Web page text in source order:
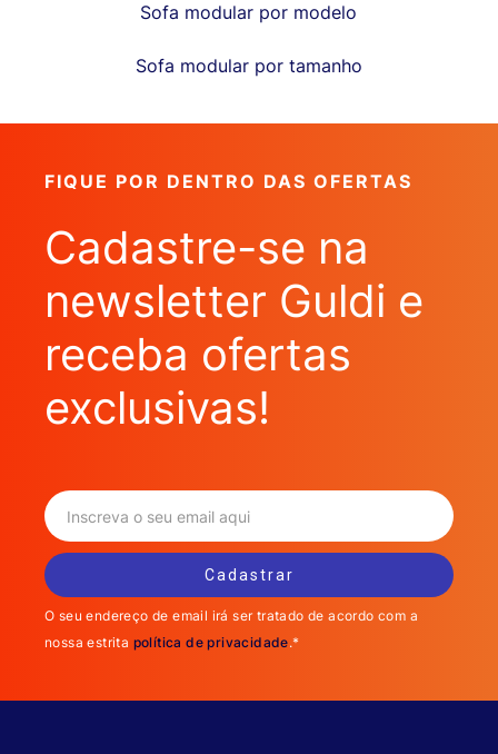
Sofa modular por modelo
Sofa modular por tamanho
FIQUE POR DENTRO DAS OFERTAS
Cadastre-se na
newsletter Guldi e
receba ofertas
exclusivas!
O seu endereço de email irá ser tratado de acordo com a
nossa estrita política de privacidade.*